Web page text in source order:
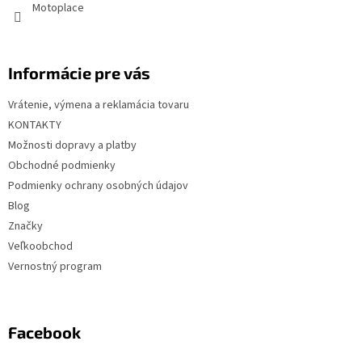
Motoplace
Informácie pre vás
Vrátenie, výmena a reklamácia tovaru
KONTAKTY
Možnosti dopravy a platby
Obchodné podmienky
Podmienky ochrany osobných údajov
Blog
Značky
Veľkoobchod
Vernostný program
Facebook